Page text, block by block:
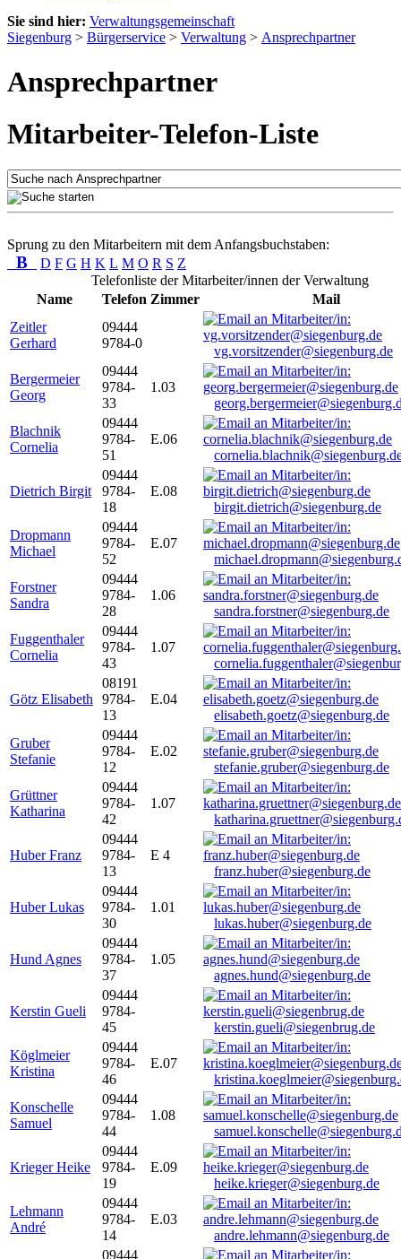
Sie sind hier: Verwaltungsgemeinschaft
Siegenburg > Bürgerservice > Verwaltung > Ansprechpartner
Ansprechpartner
Mitarbeiter-Telefon-Liste
Sprung zu den Mitarbeitern mit dem Anfangsbuchstaben:
B D F G H K L M O R S Z
Telefonliste der Mitarbeiter/innen der Verwaltung
Name
Telefon Zimmer
Mail
Zeitler
Gerhard
09444
9784-0
vg.vorsitzender@siegenburg.de
Bergermeier
Georg
09444
9784-
33
1.03
Blachnik
Cornelia
09444
9784-
51
E.06
Dietrich Birgit
09444
9784-
18
E.08
birgit.dietrich@siegenburg.de
Dropmann
Michael
09444
9784-
52
E.07
Forstner
Sandra
09444
9784-
28
1.06
sandra.forstner@siegenburg.de
Fuggenthaler
Cornelia
09444
9784-
43
1.07
Götz Elisabeth
08191
9784-
13
E.04
elisabeth.goetz@siegenburg.de
Gruber
Stefanie
09444
9784-
12
E.02
stefanie.gruber@siegenburg.de
Grüttner
Katharina
09444
9784-
42
1.07
Huber Franz
09444
9784-
13
E 4
franz.huber@siegenburg.de
Huber Lukas
09444
9784-
30
1.01
lukas.huber@siegenburg.de
Hund Agnes
09444
9784-
37
1.05
agnes.hund@siegenburg.de
Kerstin Gueli
09444
9784-
45
kerstin.gueli@siegenbrug.de
Köglmeier
Kristina
09444
9784-
46
E.07
Konschelle
Samuel
09444
9784-
44
1.08
Krieger Heike
09444
9784-
19
E.09
heike.krieger@siegenburg.de
Lehmann
André
09444
9784-
14
E.03
andre.lehmann@siegenburg.de
09444